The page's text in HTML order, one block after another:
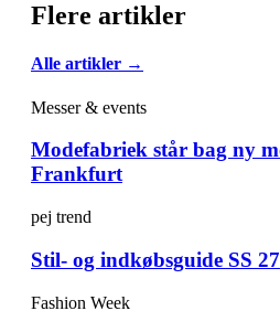
Flere artikler
Alle artikler →
Messer & events
Modefabriek står bag ny
Frankfurt
pej trend
Stil- og indkøbsguide SS 27
Fashion Week